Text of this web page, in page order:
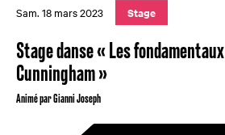
Sam. 18 mars 2023 Stage
Stage danse « Les
Cunningham »
Animé par Gianni Joseph